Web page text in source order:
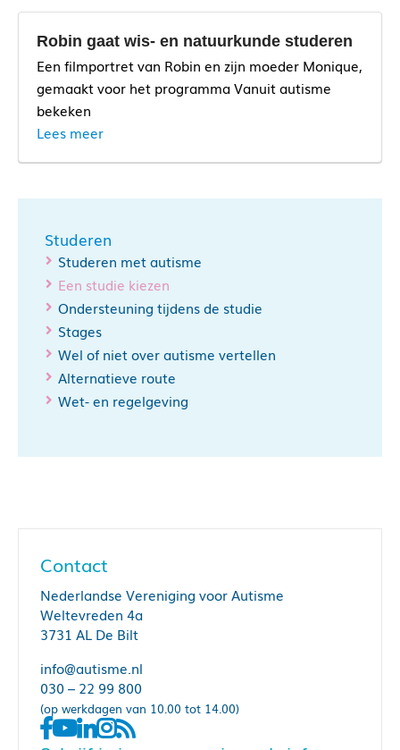
www.mbostad.nl
www.handicap-studie.nl
Robin gaat wis- en natuurkunde studeren
Een filmportret van Robin en zijn moeder Monique,
gemaakt voor het programma Vanuit autisme
bekeken
Lees meer
Studeren
Studeren met autisme
Een studie kiezen
Ondersteuning tijdens de studie
Stages
Wel of niet over autisme vertellen
Alternatieve route
Wet- en regelgeving
Contact
Nederlandse Vereniging voor Autisme
Weltevreden 4a
3731 AL De Bilt
info@autisme.nl
030 – 22 99 800
(op werkdagen van 10.00 tot 14.00)